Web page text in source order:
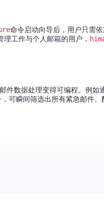
命令启动向导后，用户只需依
工作与个人邮箱的用户，
件数据处理变得可编程。例如
，可瞬间筛选出所有紧急邮件